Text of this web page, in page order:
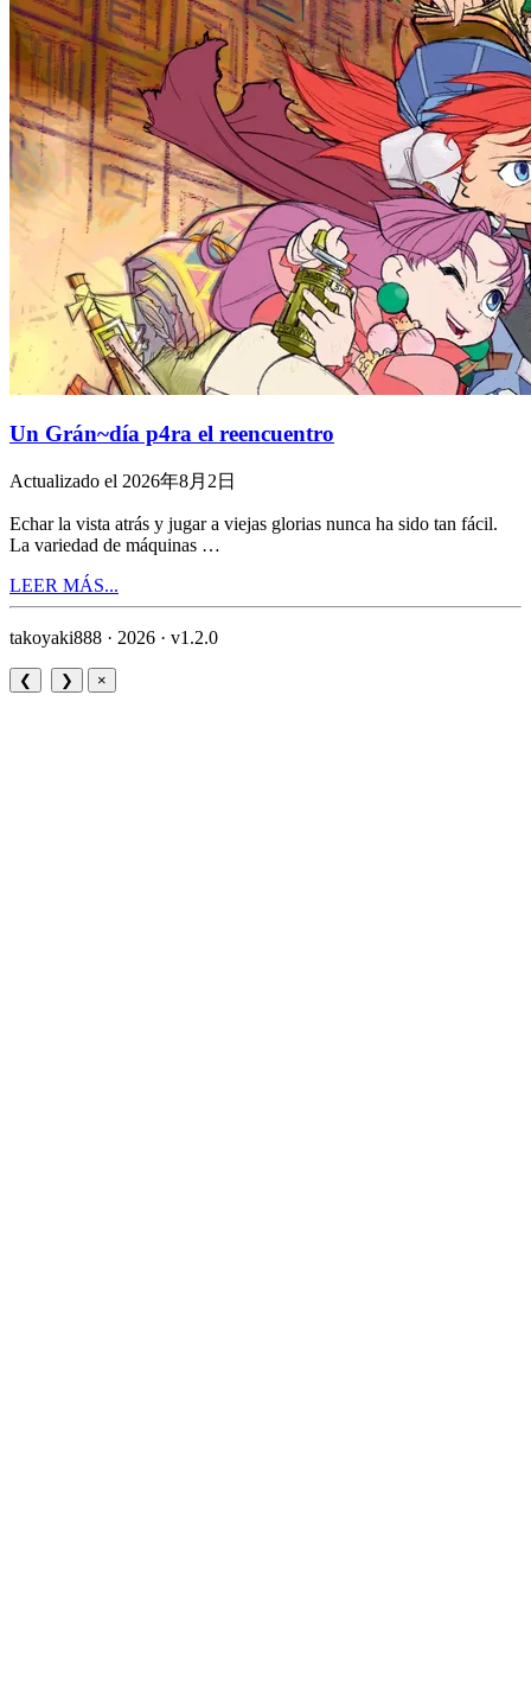
Un Grán~día p4ra el reencuentro
Actualizado el 2026年8月2日
Echar la vista atrás y jugar a viejas glorias nunca ha sido tan fácil.
La variedad de máquinas …
LEER MÁS...
takoyaki888 · 2026 · v1.2.0
❮ ❯ ×